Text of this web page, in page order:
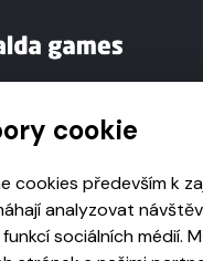
cookie
cookies především k
analyzovat
sociálních médií.